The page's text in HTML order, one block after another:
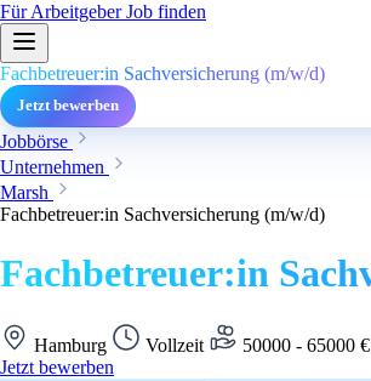
Für ArbeitgeberJob finden
Fachbetreuer:in Sachversicherung (m/w/d)
Jetzt bewerben
Jobbörse
Unternehmen
Marsh
Fachbetreuer:in Sachversicherung (m/w/d)
Fachbetreuer:in
Hamburg Vollzeit 50000 - 65000
Jetzt bewerben